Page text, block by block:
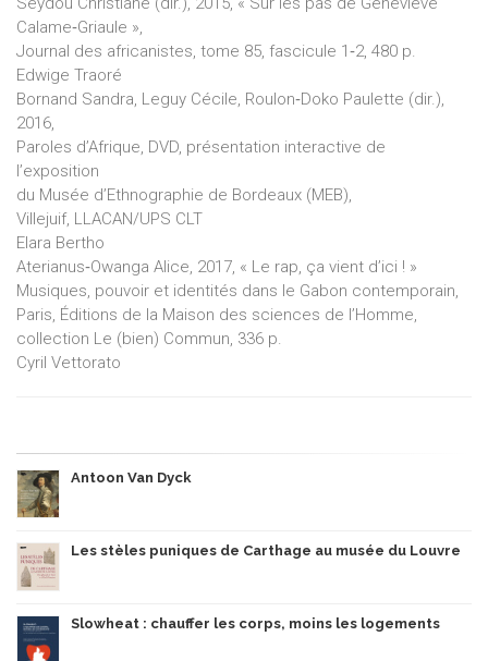
Calame‑Griaule »,
Journal des africanistes, tome 85, fascicule 1‑2, 480 p.
Edwige Traoré
Bornand Sandra, Leguy Cécile, Roulon‑Doko Paulette (dir.),
2016,
Paroles d’Afrique, DVD, présentation interactive de
l’exposition
du Musée d’Ethnographie de Bordeaux (MEB),
Villejuif, LLACAN/UPS CLT
Elara Bertho
Aterianus‑Owanga Alice, 2017, « Le rap, ça vient d’ici ! »
Musiques, pouvoir et identités dans le Gabon contemporain,
Paris, Éditions de la Maison des sciences de l’Homme,
collection Le (bien) Commun, 336 p.
Cyril Vettorato
Antoon Van Dyck
Les stèles puniques de Carthage au musée du Louvre
Slowheat : chauffer les corps, moins les logements